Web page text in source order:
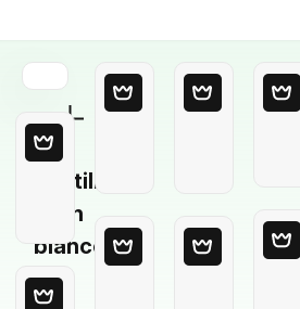
Plantilla
en
blanco